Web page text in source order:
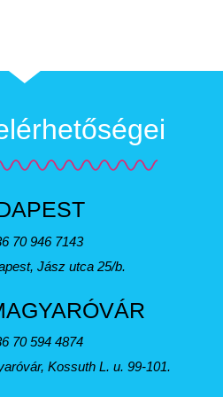
70 946 7143
Jász utca 25/b.
70 594 4874
Kossuth L. u. 99-101.